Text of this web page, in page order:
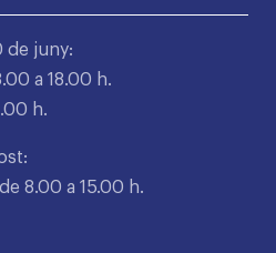
de juny:
a 18.00 h.
h.
8.00 a 15.00 h.